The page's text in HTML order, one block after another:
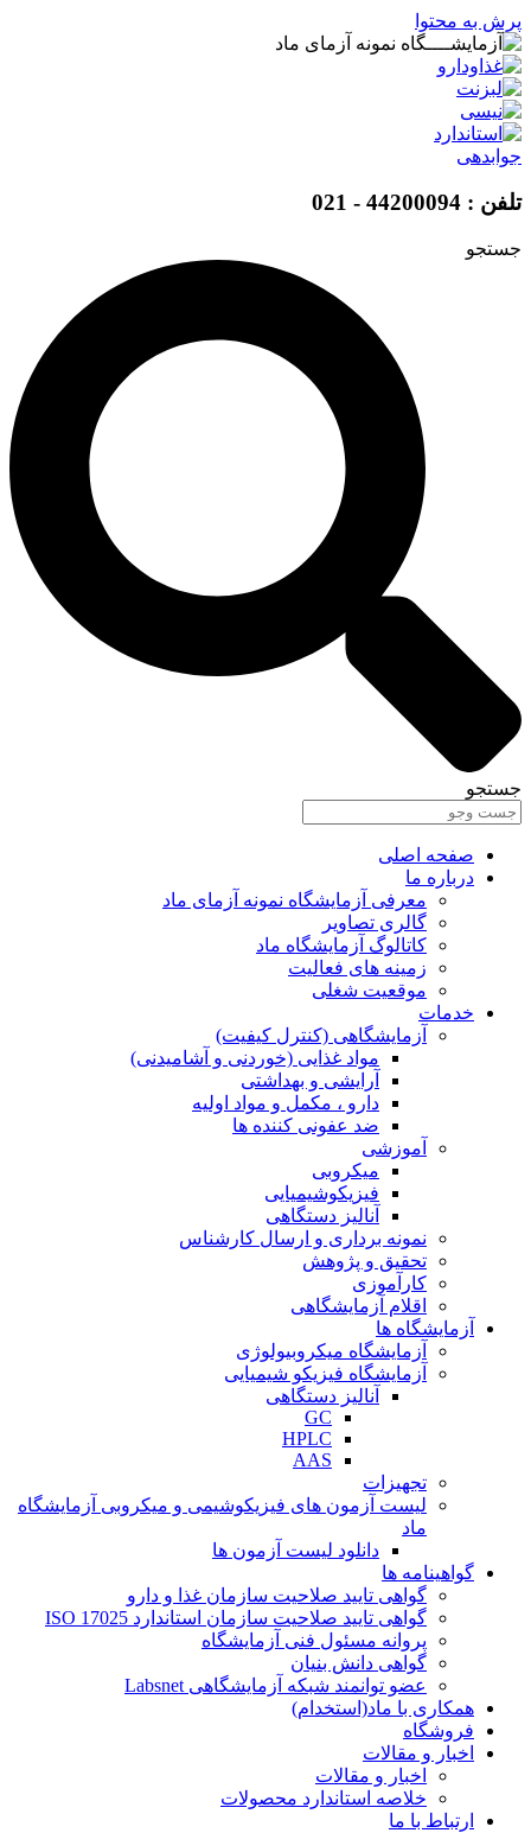
پرش به محتوا
جوابدهی
تلفن : 44200094 - 021
جستجو
جستجو
صفحه اصلی
درباره ما
معرفی آزمایشگاه نمونه آزمای ماد
گالری تصاویر
کاتالوگ آزمایشگاه ماد
زمینه های فعالیت
موقعیت شغلی
خدمات
آزمایشگاهی (کنترل کیفیت)
مواد غذایی (خوردنی و آشامیدنی)
آرایشی و بهداشتی
دارو ، مکمل و مواد اولیه
ضد عفونی کننده ها
آموزشی
میکروبی
فیزیکوشیمیایی
آنالیز دستگاهی
نمونه برداری و ارسال کارشناس
تحقیق و پژوهش
کارآموزی
اقلام آزمایشگاهی
آزمایشگاه ها
آزمایشگاه میکروبیولوژی
آزمایشگاه فیزیکو شیمیایی
آنالیز دستگاهی
GC
HPLC
AAS
تجهیزات
لیست آزمون های فیزیکوشیمی و میکروبی آزمایشگاه
ماد
دانلود لیست آزمون ها
گواهینامه ها
گواهی تایید صلاحیت سازمان غذا و دارو
گواهی تایید صلاحیت سازمان استاندارد ISO 17025
پروانه مسئول فنی آزمایشگاه
گواهی دانش بنیان
عضو توانمند شبکه آزمایشگاهی Labsnet
همکاری با ماد(استخدام)
فروشگاه
اخبار و مقالات
اخبار و مقالات
خلاصه استاندارد محصولات
ارتباط با ما